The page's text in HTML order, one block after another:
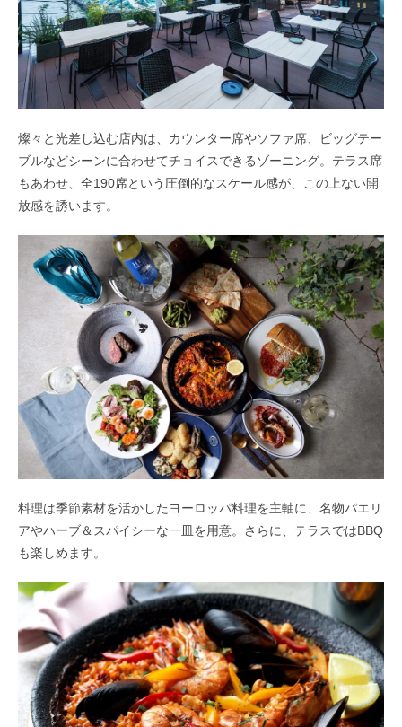
燦々と光差し込む店内は、カウンター席やソファ席、ビッグテー
ブルなどシーンに合わせてチョイスできるゾーニング。テラス席
もあわせ、全190席という圧倒的なスケール感が、この上ない開
放感を誘います。
料理は季節素材を活かしたヨーロッパ料理を主軸に、名物パエリ
アやハーブ＆スパイシーな一皿を用意。さらに、テラスではBBQ
も楽しめます。